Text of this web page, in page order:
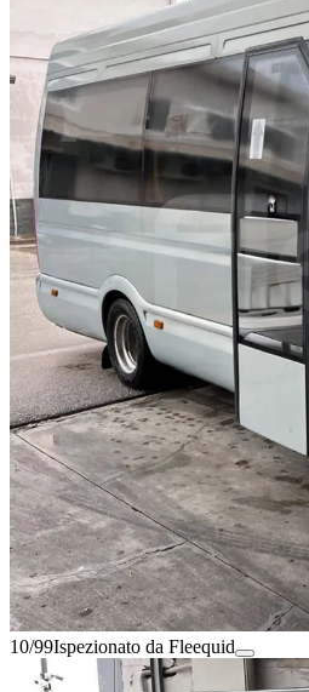
10/99Ispezionato da Fleequid